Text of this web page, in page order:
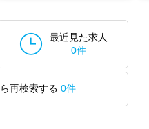
最近見た求人
0件
再検索する 0件